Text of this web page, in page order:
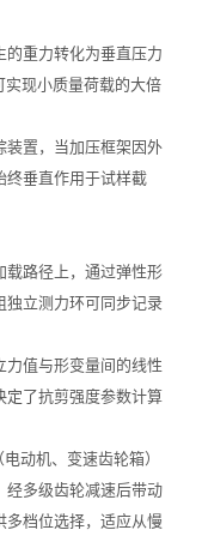
重力转化为垂直压力
现小质量荷载的大倍
置，当加压框架因外
终垂直作用于试样截
路径上，通过弹性形
独立测力环可同步记录
值与形变量间的线性
定了抗剪强度参数计算
动机、变速齿轮箱）
多级齿轮减速后带动
多档位选择，适应从慢